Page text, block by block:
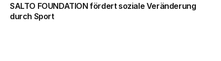
SALTO FOUNDATION fördert soziale Veränderung
durch Sport